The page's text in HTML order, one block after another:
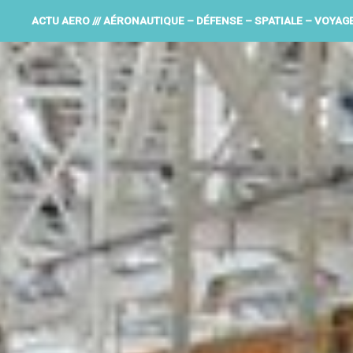
ACTU AERO /// AÉRONAUTIQUE – DÉFENSE – SPATIALE –